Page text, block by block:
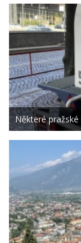
Některé